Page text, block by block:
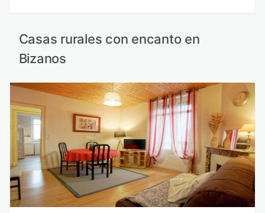
Casas rurales con encanto en
Bizanos